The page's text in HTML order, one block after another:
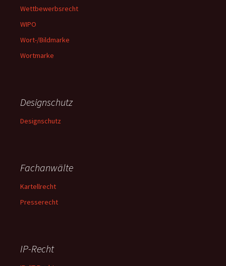
Wettbewerbsrecht
WIPO
Wort-/Bildmarke
Wortmarke
Designschutz
Designschutz
Fachanwälte
Kartellrecht
Presserecht
IP-Recht